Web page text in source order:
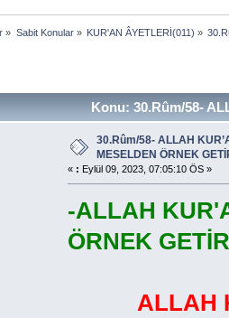
» Sabit Konular» KUR'AN ÂYETLERİ(011) »
Konu: 30.Rûm/58-
defa)
30.Rûm/58- ALLAH
MESELDEN ÖRNEK
« : Eylül 09, 2023, 07:05:10 ÖS »
-ALLAH
ÖRNEK
ALLAH